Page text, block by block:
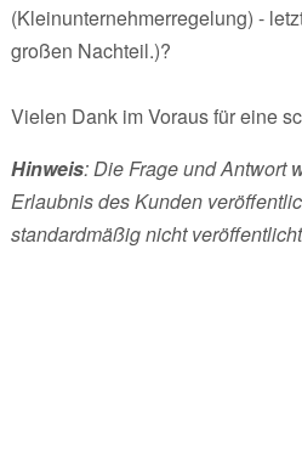
(Kleinunternehmerregelung) -
großen Nachteil.)?
Vielen Dank im Voraus für eine
Hinweis: Die Frage und Antwort
Erlaubnis des Kunden
standardmäßig nicht